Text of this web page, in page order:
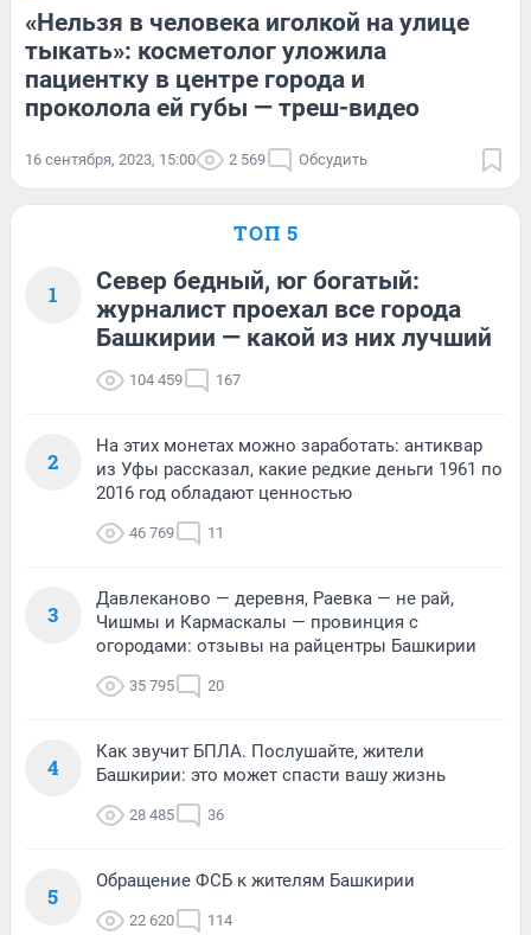
«Нельзя в человека иголкой на улице
тыкать»: косметолог уложила
пациентку в центре города и
проколола ей губы — треш-видео
16 сентября, 2023, 15:00 2 569 Обсудить
ТОП 5
1
Север бедный, юг богатый:
журналист проехал все города
Башкирии — какой из них лучший
104 459 167
2
На этих монетах можно заработать: антиквар
из Уфы рассказал, какие редкие деньги 1961 по
2016 год обладают ценностью
46 769 11
3
Давлеканово — деревня, Раевка — не рай,
Чишмы и Кармаскалы — провинция с
огородами: отзывы на райцентры Башкирии
35 795 20
4
Как звучит БПЛА. Послушайте, жители
Башкирии: это может спасти вашу жизнь
28 485 36
5
Обращение ФСБ к жителям Башкирии
22 620 114